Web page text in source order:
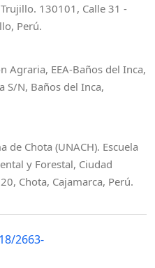
130101, Calle 31 -
Perú.
Agraria, EEA-Baños del Inca,
S/N, Baños del Inca,
Chota (UNACH). Escuela
y Forestal, Ciudad
Chota, Cajamarca, Perú.
2663-